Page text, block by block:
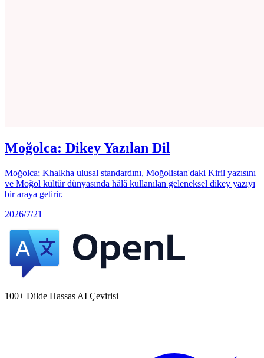
Moğolca: Dikey Yazılan Dil
Moğolca; Khalkha ulusal standardını, Moğolistan'daki Kiril yazısını
ve Moğol kültür dünyasında hâlâ kullanılan geleneksel dikey yazıyı
bir araya getirir.
2026/7/21
100+ Dilde Hassas AI Çevirisi